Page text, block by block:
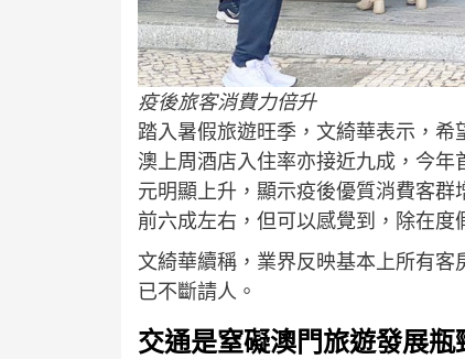
疫後旅客消費力倍升
踏入暑假旅遊旺季，文綺華表示，
澳上周酒店入住率亦接近九成，今年
元明顯上升，顯示疫後優質消費客
前六成左右，但可以感覺到，除在度
文綺華續稱，業界反映基本上所有
已不斷請人。
交通是窒礙澳門旅遊發展瓶